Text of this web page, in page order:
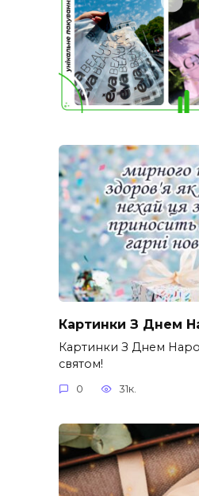
Картинки З Днем
Картинки З Днем
святом!
0 31к.